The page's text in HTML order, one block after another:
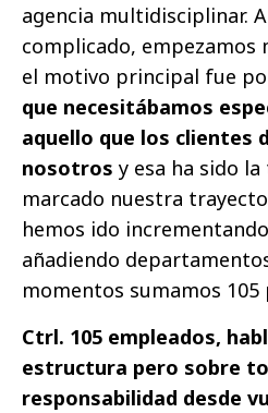
agencia multidisciplinar.
complicado, empezamos
el motivo principal fue
que necesitábamos
aquello que los clientes
nosotros y esa ha sido
marcado nuestra
hemos ido
añadiendo
momentos sumamos 105
Ctrl. 105 empleados,
estructura pero sobre
responsabilidad desde